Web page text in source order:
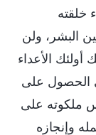
خلقته
البشر، ولن
الأعداء
الحصول على
ملكوته على
وإنجازه